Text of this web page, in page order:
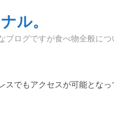
ル。
ブログですが食べ物全般に
スでもアクセスが可能となっ